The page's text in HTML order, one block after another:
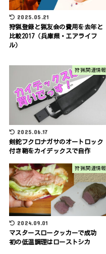
2025.05.21
狩猟登録と猟友会の費用を去年と
比較2017（兵庫県・エアライフ
ル）
狩猟関連情報
2025.06.17
剣鉈フクロナガサのオートロック
付き鞘をカイデックスで自作
狩猟関連情報
2024.09.01
マスタースロークッカーで成功
初の低温調理はローストシカ